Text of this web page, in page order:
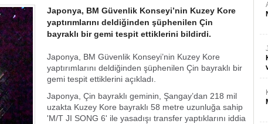
Japonya, BM Güvenlik Konseyi’nin Kuzey Kore
yaptırımlarını deldiğinden şüphenilen Çin
bayraklı bir gemi tespit ettiklerini bildirdi.
Japonya, BM Güvenlik Konseyi’nin Kuzey Kore
yaptırımlarını deldiğinden şüphenilen Çin bayraklı bir
gemi tespit ettiklerini açıkladı.
Japonya, Çin bayraklı geminin, Şangay’dan 218 mil
uzakta Kuzey Kore bayraklı 58 metre uzunluğa sahip
'M/T JI SONG 6' ile yasadışı transfer yaptıklarını iddia